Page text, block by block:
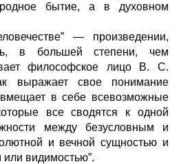
бытие, а в духовном
— произведении,
в большей степени, чем
философское лицо В. С.
выражает свое понимание
в себе всевозможные
все сводятся к одной
между безусловным и
и вечной сущностью и
видимостью”.